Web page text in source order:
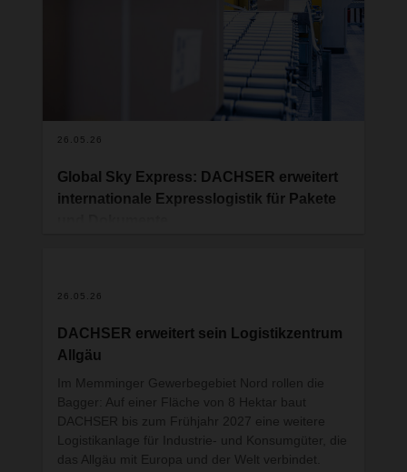
die damit einhergehende Expansion in Europa
sowie die Herausforderungen einer sich
wandelnden Logistikbranche. Wir haben ihm drei
zentrale Fragen gestellt und einen besonderen
Fokus auf die Integration von DACHSER &
26.05.26
Global Sky Express: DACHSER erweitert
internationale Expresslogistik für Pakete
weltweit.
26.05.26
DACHSER erweitert sein Logistikzentrum
Allgäu
Im Memminger Gewerbegebiet Nord rollen die
Bagger: Auf einer Fläche von 8 Hektar baut
DACHSER bis zum Frühjahr 2027 eine weitere
Logistikanlage für Industrie- und Konsumgüter, die
das Allgäu mit Europa und der Welt verbindet.